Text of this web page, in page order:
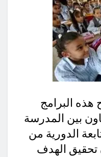
هذه البرامج
بين المدرسة
الدورية من
تحقيق الهدف